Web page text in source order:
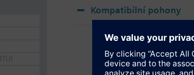
Kompatibilní pohony
SSA118.09HKN
Elektromotorické